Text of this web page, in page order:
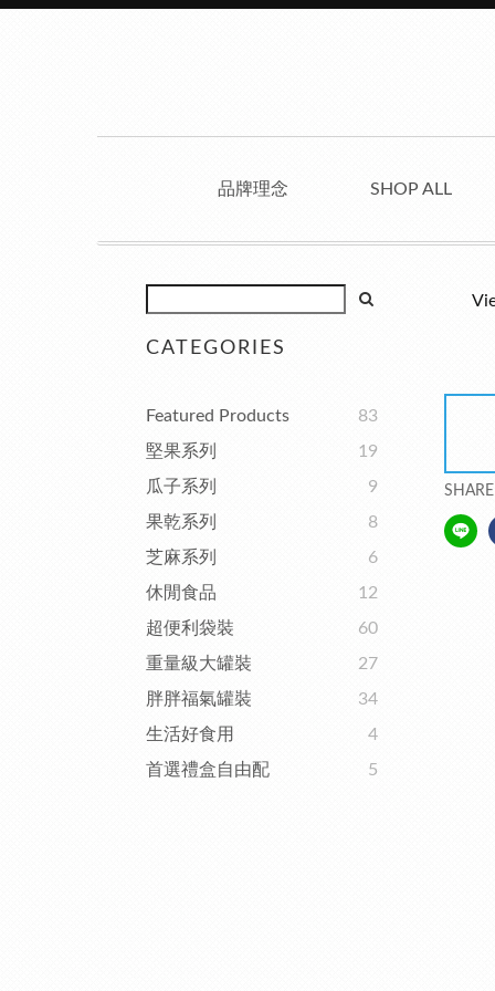
品牌理念 SHOP ALL
CATEGORIES
Featured Products
83
堅果系列
19
瓜子系列
9
果乾系列
8
芝麻系列
6
休閒食品
12
超便利袋裝
60
重量級大罐裝
27
胖胖福氣罐裝
34
生活好食用
4
首選禮盒自由配
5
SHARE